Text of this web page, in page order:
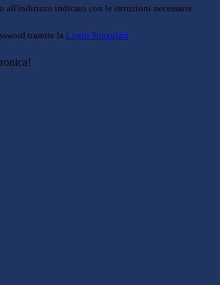
all'indirizzo indicato con le istruzioni necessarie.
tramite la Login Spaggiari